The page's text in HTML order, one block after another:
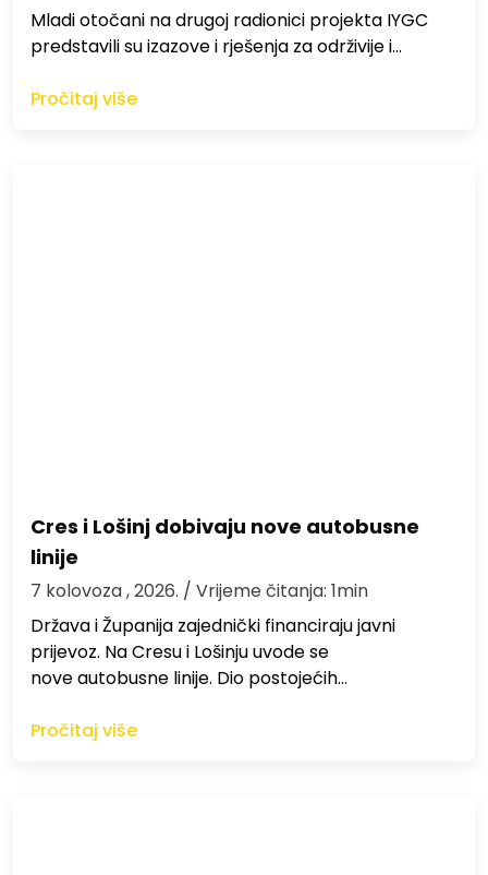
Mladi otočani na drugoj radionici projekta IYGC
predstavili su izazove i rješenja za održivije i…
Pročitaj više
Cres i Lošinj dobivaju nove autobusne
linije
7 kolovoza , 2026. / Vrijeme čitanja: 1min
Država i Županija zajednički financiraju javni
prijevoz. Na Cresu i Lošinju uvode se
nove autobusne linije. Dio postojećih…
Pročitaj više